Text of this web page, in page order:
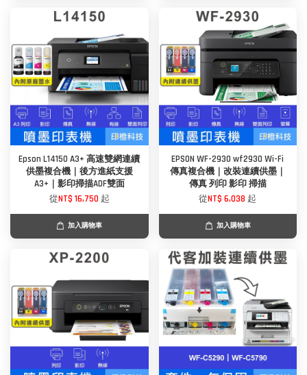
Epson L14150 A3+ 高速雙網連續
供墨複合機｜後方進紙支援
A3+｜影印掃描ADF雙面
從NT$ 16,750 起
加入購物車
EPSON WF-2930 wf2930 Wi-Fi
傳真複合機｜改裝連續供墨｜
傳真 列印 影印 掃描
從NT$ 6,038 起
加入購物車